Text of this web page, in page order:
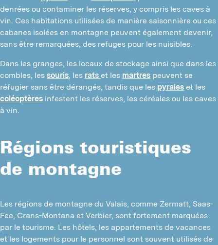
denrées ou contaminer les réserves, y compris les caves à
vin. Ces habitations utilisées de manière saisonnière ou ces
cabanes isolées en montagne peuvent également devenir,
sans être remarquées, des refuges pour les nuisibles.
Dans les granges, les locaux de stockage ainsi que dans les
combles, les souris, les rats et les martres peuvent se
réfugier sans être dérangés, tandis que les pyrales et les
coléoptères infestent les réserves, les céréales ou les caves
à vin.
Régions touristiques
de montagne
Les régions de montagne du Valais, comme Zermatt, Saas-
Fee, Crans-Montana et Verbier, sont fortement marquées
par le tourisme. Les hôtels, les appartements de vacances
et les logements pour le personnel sont souvent utilisés de